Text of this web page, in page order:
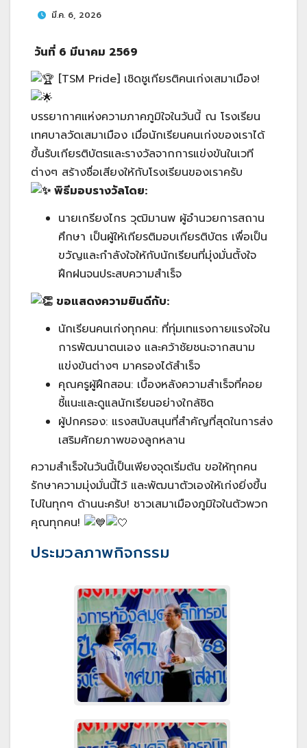
มี.ค. 6, 2026
วันที่ 6 มีนาคม 2569
[TSM Pride] เชิดชูเกียรติคนเก่งเสมาเมือง!
บรรยากาศแห่งความภาคภูมิใจในวันนี้ ณ โรงเรียน
เทศบาลวัดเสมาเมือง เมื่อนักเรียนคนเก่งของเราได้
ขึ้นรับเกียรติบัตรและรางวัลจากการแข่งขันในเวที
ต่างๆ สร้างชื่อเสียงให้กับโรงเรียนของเราครับ
พิธีมอบรางวัลโดย:
นายเกรียงไกร วุฒิมานพ ผู้อำนวยการสถาน
ศึกษา เป็นผู้ให้เกียรติมอบเกียรติบัตร เพื่อเป็น
ขวัญและกำลังใจให้กับนักเรียนที่มุ่งมั่นตั้งใจ
ฝึกฝนจนประสบความสำเร็จ
ขอแสดงความยินดีกับ:
นักเรียนคนเก่งทุกคน: ที่ทุ่มเทแรงกายแรงใจใน
การพัฒนาตนเอง และคว้าชัยชนะจากสนาม
แข่งขันต่างๆ มาครองได้สำเร็จ
คุณครูผู้ฝึกสอน: เบื้องหลังความสำเร็จที่คอย
ชี้แนะและดูแลนักเรียนอย่างใกล้ชิด
ผู้ปกครอง: แรงสนับสนุนที่สำคัญที่สุดในการส่ง
เสริมศักยภาพของลูกหลาน
ความสำเร็จในวันนี้เป็นเพียงจุดเริ่มต้น ขอให้ทุกคน
รักษาความมุ่งมั่นนี้ไว้ และพัฒนาตัวเองให้เก่งยิ่งขึ้น
ไปในทุกๆ ด้านนะครับ! ชาวเสมาเมืองภูมิใจในตัวพวก
คุณทุกคน!
ประมวลภาพกิจกรรม